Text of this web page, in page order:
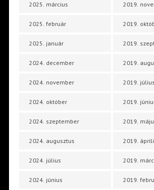
2025. március
2025. február
2025. január
2024. december
2024. november
2024. október
2024. szeptember
2024. augusztus
2024. július
2024. június
2019.
2019.
2019.
2019.
2019. július
2019.
2019.
2019.
2019.
2019.